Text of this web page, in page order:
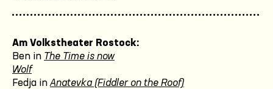
Am Volkstheater Rostock:
Ben in The Time is now
Wolf
Fedja in Anatevka (Fiddler on the Roof)